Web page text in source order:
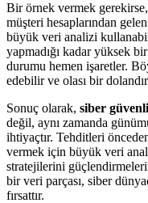
Bir örnek vermek
müşteri hesaplarından
büyük veri analizi
yapmadığı kadar yüksek
durumu hemen işaretler.
edebilir ve olası bir
Sonuç olarak, siber
değil, aynı zamanda
ihtiyaçtır. Tehditleri
vermek için büyük veri
stratejilerini
bir veri parçası, siber
fırsattır.